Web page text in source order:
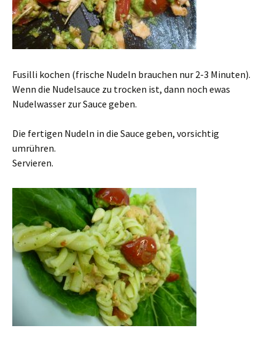
Fusilli kochen (frische Nudeln brauchen nur 2-3 Minuten).
Wenn die Nudelsauce zu trocken ist, dann noch ewas
Nudelwasser zur Sauce geben.
Die fertigen Nudeln in die Sauce geben, vorsichtig
umrühren.
Servieren.